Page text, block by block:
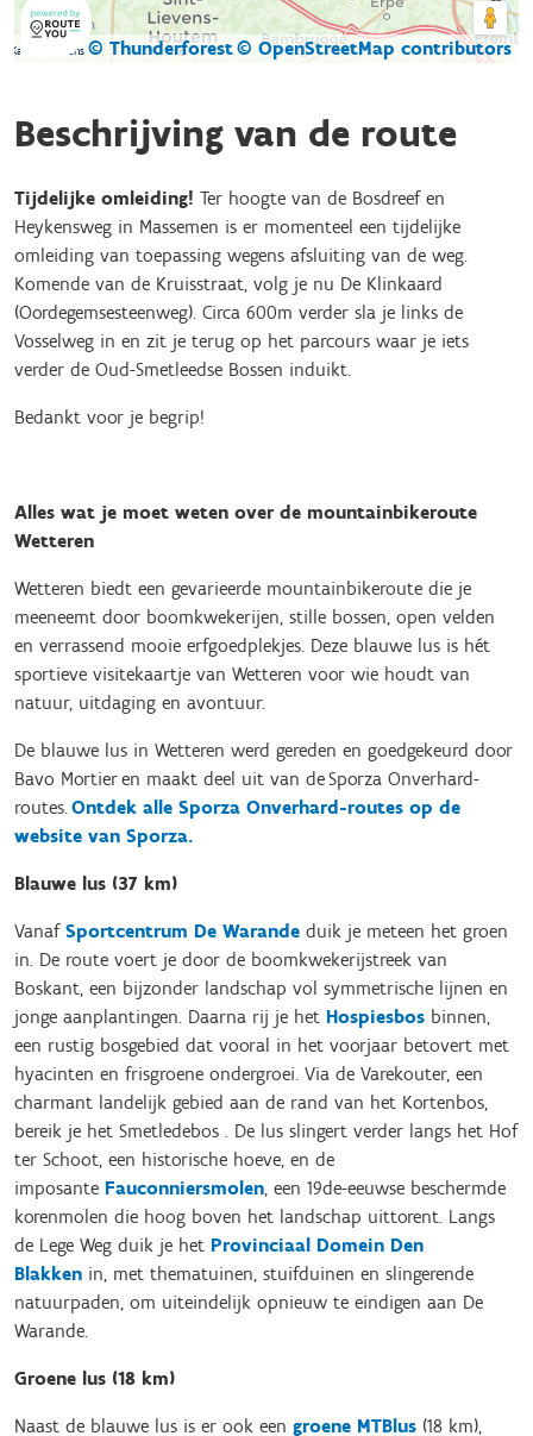
Kaartgegevens © Thunderforest© OpenStreetMap contributors
Beschrijving van de route
Tijdelijke omleiding! Ter hoogte van de Bosdreef en
Heykensweg in Massemen is er momenteel een tijdelijke
omleiding van toepassing wegens afsluiting van de weg.
Komende van de Kruisstraat, volg je nu De Klinkaard
(Oordegemsesteenweg). Circa 600m verder sla je links de
Vosselweg in en zit je terug op het parcours waar je iets
verder de Oud-Smetleedse Bossen induikt.
Bedankt voor je begrip!
Alles wat je moet weten over de mountainbikeroute
Wetteren
Wetteren biedt een gevarieerde mountainbikeroute die je
meeneemt door boomkwekerijen, stille bossen, open velden
en verrassend mooie erfgoedplekjes. Deze blauwe lus is hét
sportieve visitekaartje van Wetteren voor wie houdt van
natuur, uitdaging en avontuur.
De blauwe lus in Wetteren werd gereden en goedgekeurd door
Bavo Mortier en maakt deel uit van de Sporza Onverhard-
routes.Ontdek alle Sporza Onverhard-routes op de
website van Sporza.
Blauwe lus (37 km)
Vanaf Sportcentrum De Warande duik je meteen het groen
in. De route voert je door de boomkwekerijstreek van
Boskant, een bijzonder landschap vol symmetrische lijnen en
jonge aanplantingen. Daarna rij je het Hospiesbos binnen,
een rustig bosgebied dat vooral in het voorjaar betovert met
hyacinten en frisgroene ondergroei. Via de Varekouter, een
charmant landelijk gebied aan de rand van het Kortenbos,
bereik je het Smetledebos . De lus slingert verder langs het Hof
ter Schoot, een historische hoeve, en de
imposante Fauconniersmolen, een 19de-eeuwse beschermde
korenmolen die hoog boven het landschap uittorent. Langs
de Lege Weg duik je het Provinciaal Domein Den
Blakken in, met thematuinen, stuifduinen en slingerende
natuurpaden, om uiteindelijk opnieuw te eindigen aan De
Warande.
Groene lus (18 km)
Naast de blauwe lus is er ook een groene MTBlus (18 km),